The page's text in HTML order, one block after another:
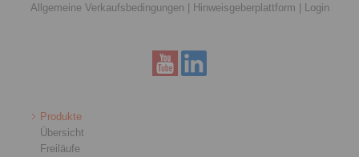
Allgemeine Verkaufsbedingungen
Hinweisgeberplattform Login
Produkte
Übersicht
Freiläufe